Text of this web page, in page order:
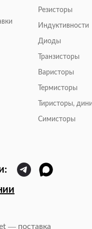
Резисторы
Индуктивности
Диоды
Транзисторы
Варисторы
Термисторы
Тиристоры,
Симисторы
— поставка